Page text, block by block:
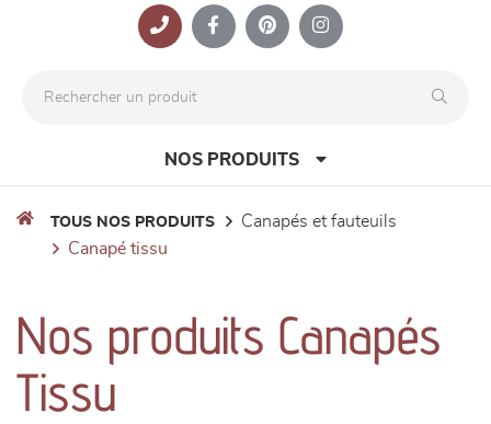
NOS PRODUITS
séjours
meubles de complément
TOUS NOS PRODUITS
canapés et fauteuils
canapé tissu
Nos produits Canapés
Tissu